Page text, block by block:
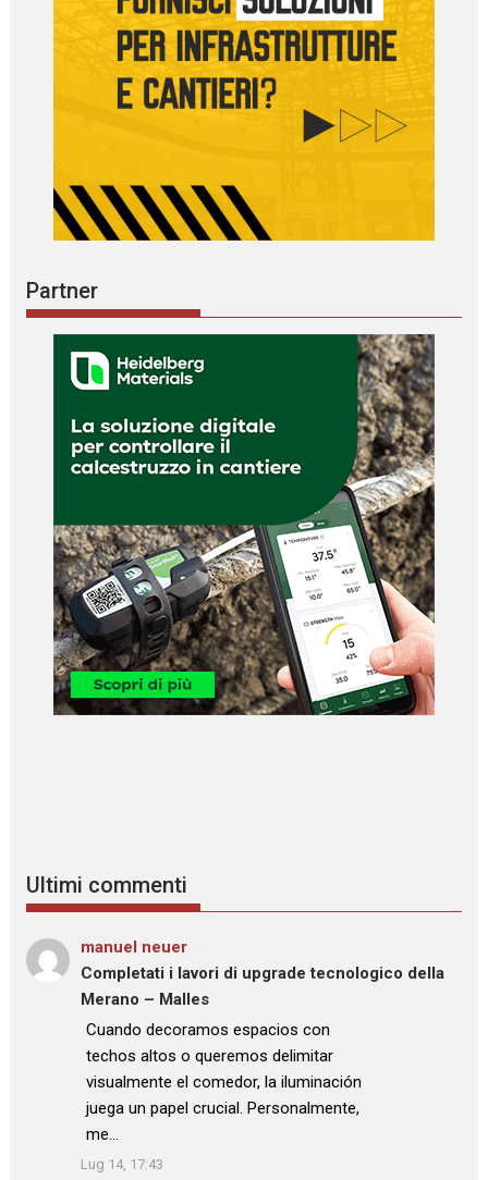
Partner
Ultimi commenti
manuel neuer
Completati i lavori di upgrade tecnologico della
Merano – Malles
: “
Cuando decoramos espacios con
techos altos o queremos delimitar
visualmente el comedor, la iluminación
juega un papel crucial. Personalmente,
me…
”
Lug 14, 17:43